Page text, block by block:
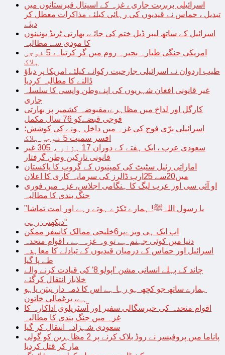
اسرائیلی بربریت جاری ، غزہ کے اسپتال قبرستانوں میں
تبدیل ، حماس نے قیدیوں کی رہائی کیلئے مذاکرات معطل کر
دیئے
اسرائیل کے ساتھ لیبر ڈیل ختم کی جائے، بھارتی ٹریڈ یونینوں
کا مودی سے مطالبہ
امریکی جنگی طیارہ بحیرہ روم میں گر کرتباہ، 5 فوجی
ہلاک
طیب اردوان نے اسرائیلی جارحیت رکوانے کیلئے امریکا پر دباؤ
ڈالنے کا مطالبہ کردیا
غیر قانونی افغان شہریوں کی اپنےوطن واپسی کا سلسلہ
جاری
کارگل اور لداخ میں مظاہرے،مقبوضہ کشمیر پر بھارتی
فوجی قبضےکو 76 سال مکمل
اسرائیلی برّی فوج کی غزہ میں داخل ہونے کی کوشش؛
افسر سمیت 5 فوجی ہلاک
سعودی عرب ، ایک ہفتے کے دوران 17 ہزار ، 305 غیر
قانونی تارکین وطن گرفتار
اماراتی رئیل سٹیٹ کی کمپنیوں کے گروپ کا پاکستان
میں20سے 25ارب ڈالرز کی سرمایہ کاری کا اعلان
او آئی سی اور عرب لیگ کا ہنگامی اجلاس، غزہ میں فوری
جنگ بندی کا مطالبہ
’’یا رسول اللہﷺ! ہمارے ٹکڑے ہوتے رہے اور امت تماشا
دیکھتی رہی‘‘
اب ایک ہی ویزےپر6خلیجی ممالک کاسفر ممکن
دنیا میں کوئی جہنم ہے تو وہ غزہ ہے ، اقوام متحدہ
اسرائیل اور حماس کے درمیان قیدیوں کے تبادلے کا معاہدہ
طے پا گیا
چاند کے پہلے انسانی مشن ’اپولو 8‘ کی قیادت کرنے والے
خلاباز انتقال کرگئے
ہمارے ساتھ جو کچھ ہو رہا ہے اس کا ذمہ دار نیتن یاہو
ہے، یرغمالی خاتون
اقوام متحدہ کی خیرسگالی سفیر اور آسٹریلوی اداکارہ کا
غزہ میں جنگ بندی کا مطالبہ
سعودی شہزادہ انتقال کر گیا
پاناما میں پروفیسر نے روڈ بلاک کرنے پر 2 مظاہرین کو گولی
مار کر قتل کردیا